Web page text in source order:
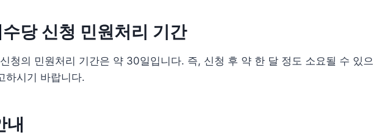
당 신청 민원처리 기간
청의 민원처리 기간은 약 30일입니다. 즉, 신청 후 약 한 달 정도 소요될 수 있으
하시기 바랍니다.
내